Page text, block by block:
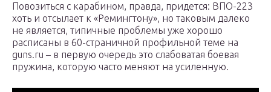
Повозиться с карабином, правда, придется: ВПО-223
хоть и отсылает к «Ремингтону», но таковым далеко
не является, типичные проблемы уже хорошо
расписаны в 60-страничной профильной теме на
guns.ru – в первую очередь это слабоватая боевая
пружина, которую часто меняют на усиленную.